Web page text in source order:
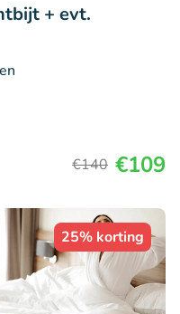
+ evt.
€140 €109
25% korting